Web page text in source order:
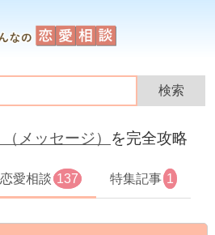
メッセージ） を完全攻略
恋愛相談 137 特集記事 1